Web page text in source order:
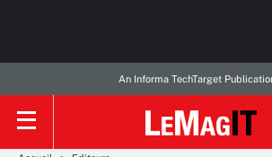
An Informa TechTarget